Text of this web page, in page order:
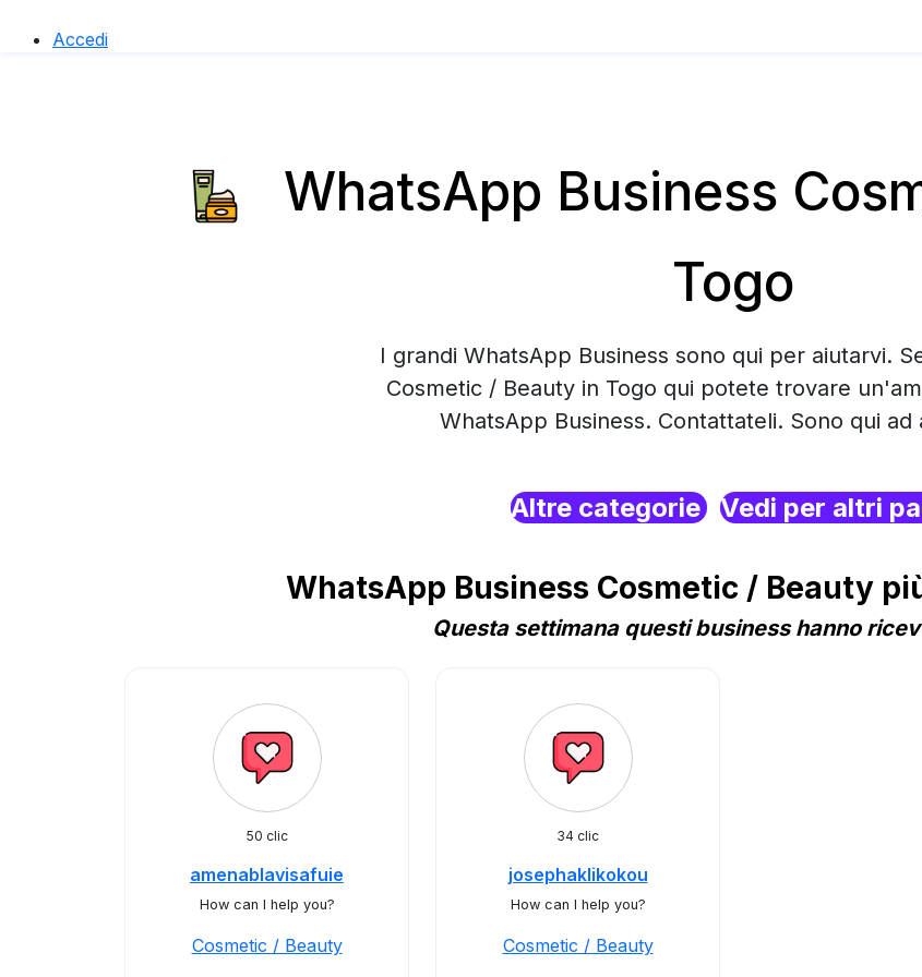
Accedi
WhatsApp Business
Togo
I grandi WhatsApp Business sono qui per aiutarvi.
Cosmetic / Beauty in Togo qui potete trovare
WhatsApp Business. Contattateli. Sono qui ad
Altre categorie Vedi per altri
WhatsApp Business Cosmetic / Beauty
Questa settimana questi business hanno
50 clic
amenablavisafuie
How can I help you?
Cosmetic / Beauty
34 clic
josephaklikokou
How can I help you?
Cosmetic / Beauty